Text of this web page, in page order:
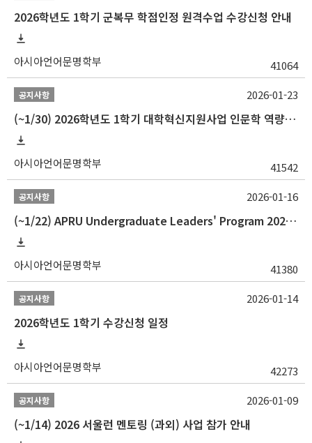
2026학년도 1학기 군복무 학점인정 원격수업 수강신청 안내
아시아언어문명학부 41064
공지사항
(~1/30) 2026학년도 1학기 대학혁신지원사업 인문학 역량강화 학업지원금 지원 선발 안내(학·석·박사)
아시아언어문명학부 41542
2026-01-23
공지사항
(~1/22) APRU Undergraduate Leaders' Program 2026 프로그램 참가자 모집
아시아언어문명학부 41380
2026-01-16
공지사항
2026학년도 1학기 수강신청 일정
아시아언어문명학부 42273
2026-01-14
공지사항
(~1/14) 2026 서울런 멘토링 (과외) 사업 참가 안내
2026-01-09